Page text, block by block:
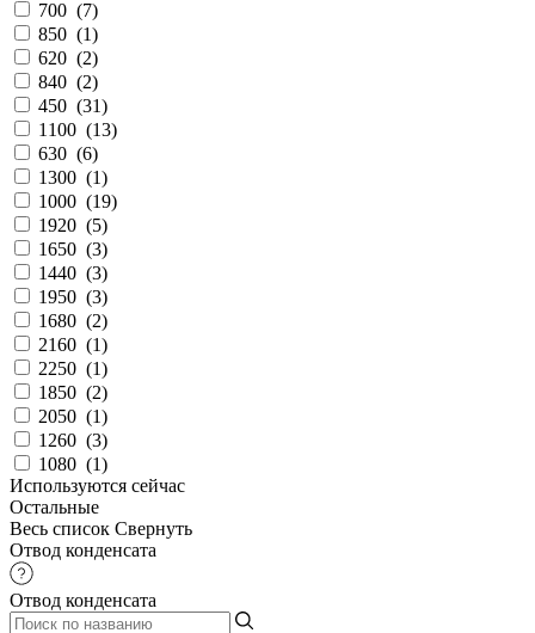
700 (7)
850 (1)
620 (2)
840 (2)
450 (31)
1100 (13)
630 (6)
1300 (1)
1000 (19)
1920 (5)
1650 (3)
1440 (3)
1950 (3)
1680 (2)
2160 (1)
2250 (1)
1850 (2)
2050 (1)
1260 (3)
1080 (1)
Используются сейчас
Остальные
Весь список Свернуть
Отвод конденсата
Отвод конденсата